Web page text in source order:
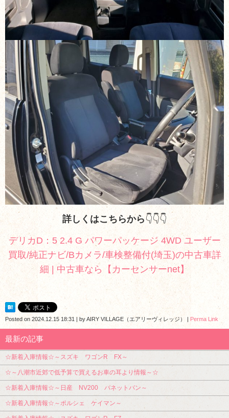
詳しくはこちらから 👇👇👇
デリカD：5 2.4 G パワーパッケージ 4WD ユーザー
買取/純正ナビ/Bカメラ/車検整備付(埼玉)の中古車詳
細 | 中古車なら【カーセンサーnet】
Posted on 2024.12.15 18:31 byAIRY VILLAGE（エアリーヴィレッジ） Perma Link
最新の記事
☆新着入庫情報☆～スズキ ワゴンR FX～
☆～八潮市近郊で低予算で買えるお車の耳より情報～☆
☆新着入庫情報☆～日産 NV200 バネットバン～
☆新着入庫情報☆～ポルシェ ケイマン～